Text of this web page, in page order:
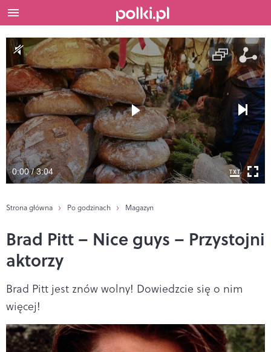
0:00 / 3:04
Strona główna Po godzinach Magazyn
Brad Pitt – Nice guys – Przystojni
aktorzy
Brad Pitt jest znów wolny! Dowiedzcie się o nim
więcej!